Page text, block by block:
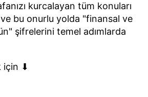
kurcalayan tüm konuları
ve bu onurlu yolda "finansal ve
şifrelerini temel adımlarda
için ⬇︎